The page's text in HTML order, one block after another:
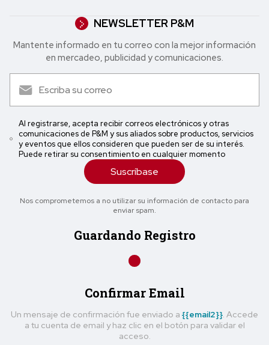
NEWSLETTER P&M
Mantente informado en tu correo con la mejor in formación
en mercadeo, publicidad y comunicaciones.
Al registrarse, acepta recibir correos electrónicos y otras
comunicaciones de P&M y sus aliados sobre productos, servicios
y eventos que ellos consideren que pueden ser de su interés.
Puede retirar su consentimiento en cualquier momento
Suscríbase
Nos comprometemos a no utilizar su información de contacto para
enviar spam.
Guardando Registro
Confirmar Email
Un mensaje de confirmación fue enviado a {{email2}} . Accede
a tu cuenta de email y haz clic en el botón para validar el
acceso.